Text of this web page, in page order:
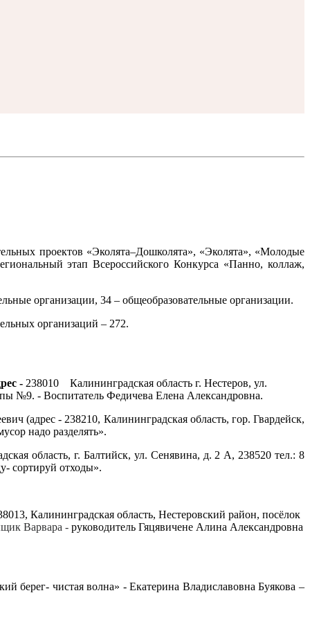
проектов «Эколята–Дошколята», «Эколята», «Молодые
этап Всероссийского Конкурса «Панно, коллаж,
организации, 34 – общеобразовательные организации.
организаций – 272.
- 238010 Калининградская область г. Нестеров, ул.
№9. - Воспитатель Федичева Елена Александровна.
(адрес - 238210, Калининградская область, гор. Гвардейск,
надо разделять».
область, г. Балтийск, ул. Сенявина, д. 2 А, 238520 тел.: 8
сортируй отходы».
Калининградская область, Нестеровский район, посёлок
Варвара - руководитель Гяцявичене Алина Александровна
берег- чистая волна» - Екатерина Владиславовна Буякова –